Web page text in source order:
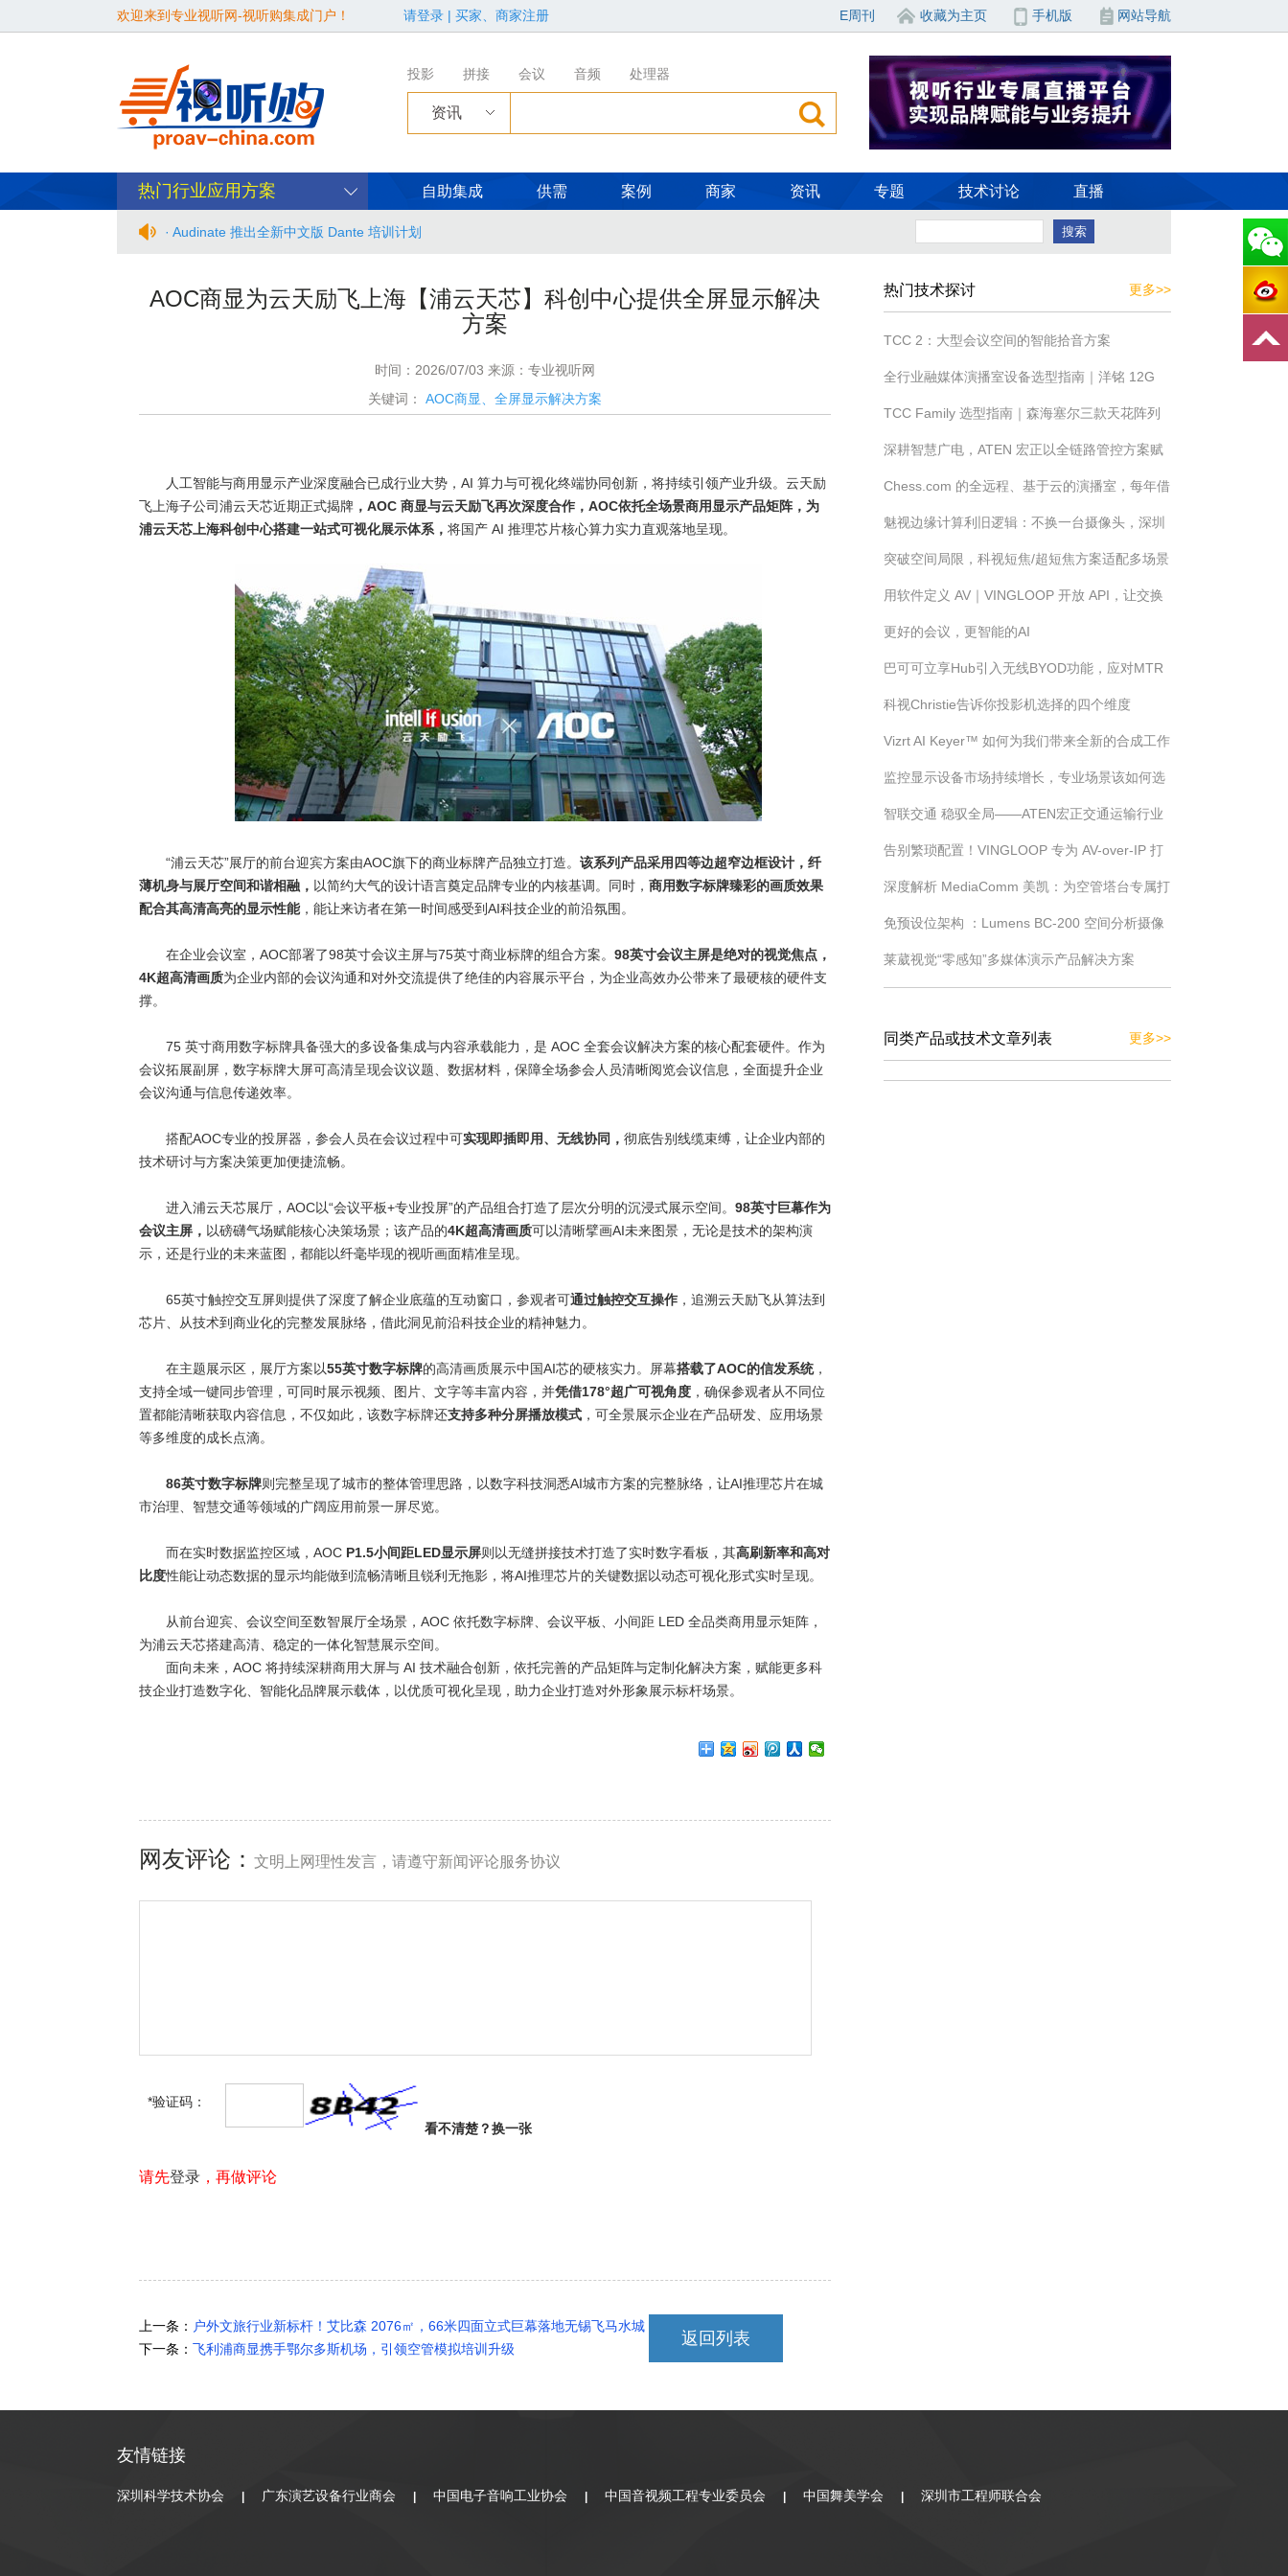
欢迎来到专业视听网-视听购集成门户！ 请登录 | 买家、商家注册 E周刊 收藏为主页 手机版 网站导航
投影 拼接 会议 音频 处理器
资讯
热门行业应用方案 自助集成 供需 案例 商家 资讯 专题 技术讨论 直播
· Audinate 推出全新中文版 Dante 培训计划
· 从“看见全貌”到“身心共感” | “壁彩京华”第三场展览在松下安恒影艺空间启幕
· 年度必赴约！9月15-17日，闻信第28届广告新科技上海秋交会，重磅亮点全揭晓！
· 面对不断升级的文旅亮化市场，你拿什么参与竞争？
· Extron 七月新闻集锦
· 松下投影机赋能LYMB.iO的MultiBall系统，打造新一代体育与游戏交互体验
AOC商显为云天励飞上海【浦云天芯】科创中心提供全屏显示解决
方案
时间：2026/07/03 来源：专业视听网
关键词：
AOC商显、全屏显示解决方案
人工智能与商用显示产业深度融合已成行业大势， AI 算力与可视化终端协同创新，将持续引领产业升级。云天励
飞上海子公司浦云天芯近期正式揭牌 ， AOC 商显与云天励飞再次深度合作， AOC依托全场景商用显示产品矩阵，为
浦云天芯上海科创中心搭建一站式可视化展示体系， 将国产 AI 推理芯片核心算力实力直观落地呈现。
“浦云天芯”展厅的前台迎宾方案由AOC旗下的商业标牌产品独立打造。 该系列产品采用四等边超窄边框设计，纤
薄机身与展厅空间和谐相融， 以简约大气的设计语言奠定品牌专业的内核基调。同时， 商用数字标牌臻彩的画质效果
配合其高清高亮的显示性能，能让来访者在第一时间感受到AI科技企业的前沿氛围。
在企业会议室， AOC部署了98英寸会议主屏与75英寸商业标牌的组合方案。 98英寸会议主屏是绝对的视觉焦点，
4K超高清画质为企业内部的会议沟通和对外交流提供了绝佳的内容展示平台，为企业高效办公带来了最硬核的硬件支
撑。
75 英寸商用数字标牌具备强大的多设备集成与内容承载能力，是 AOC 全套会议解决方案的核心配套硬件。作为
会议拓展副屏，数字标牌大屏可高清呈现会议议题、数据材料，保障全场参会人员清晰阅览会议信息，全面提升企业
会议沟通与信息传递效率。
搭配AOC专业的投屏器，参会人员在会议过程中可实现即插即用、无线协同， 彻底告别线缆束缚，让企业内部的
技术研讨与方案决策更加便捷流畅。
进入浦云天芯展厅， AOC以“会议平板+专业投屏”的产品组合打造了层次分明的沉浸式展示空间。 98英寸巨幕作为
会议主屏， 以磅礴气场赋能核心决策场景；该产品的4K超高清画质可以清晰擘画AI未来图景，无论是技术的架构演
示，还是行业的未来蓝图，都能以纤毫毕现的视听画面精准呈现。
65英寸触控交互屏则提供了深度了解企业底蕴的互动窗口，参观者可通过触控交互操作 ，追溯云天励飞从算法到
芯片、从技术到商业化的完整发展脉络，借此洞见前沿科技企业的精神魅力。
在主题展示区，展厅方案以55英寸数字标牌的高清画质展示中国AI芯的硬核实力。屏幕搭载了AOC的信发系统，
支持全域一键同步管理，可同时展示视频、图片、文字等丰富内容，并凭借178°超广可视角度 ，确保参观者从不同位
置都能清晰获取内容信息，不仅如此，该数字标牌还支持多种分屏播放模式 ，可全景展示企业在产品研发、应用场景
等多维度的成长点滴。
86英寸数字标牌则完整呈现了城市的整体管理思路，以数字科技洞悉AI城市方案的完整脉络，让AI推理芯片在城
市治理、智慧交通等领域的广阔应用前景一屏尽览。
而在实时数据监控区域， AOC P1.5小间距LED显示屏则以无缝拼接技术打造了实时数字看板，其高刷新率和高对
比度性能让动态数据的显示均能做到流畅清晰且锐利无拖影，将AI推理芯片的关键数据以动态可视化形式实时呈现。
从前台迎宾、会议空间至数智展厅全场景， AOC 依托数字标牌、会议平板、小间距 LED 全品类商用显示矩阵，
为浦云天芯搭建高清、稳定的一体化智慧展示空间。
面向未来， AOC 将持续深耕商用大屏与 AI 技术融合创新，依托完善的产品矩阵与定制化解决方案，赋能更多科
技企业打造数字化、智能化品牌展示载体，以优质可视化呈现，助力企业打造对外形象展示标杆场景。
网友评论： 文明上网理性发言，请遵守新闻评论服务协议
*验证码：
看不清楚？换一张
请先登录 ，再做评论
上一条： 户外文旅行业新标杆！艾比森 2076㎡，66米四面立式巨幕落地无锡飞马水城
下一条： 飞利浦商显携手鄂尔多斯机场，引领空管模拟培训升级
返回列表
热门技术探讨 更多>>
TCC 2：大型会议空间的智能拾音方案
全行业融媒体演播室设备选型指南｜洋铭 12G
全硬件国产一体化解决方案
TCC Family 选型指南｜森海塞尔三款天花阵列
麦克风，该选哪一款？
深耕智慧广电，ATEN 宏正以全链路管控方案赋
能融媒产业革新
Chess.com 的全远程、基于云的演播室，每年借
助 NDI 技术转播国际象棋比赛多达 300 天
魅视边缘计算利旧逻辑：不换一台摄像头，深圳
这个社区如何实现 AI 秒级治理？
突破空间局限，科视短焦/超短焦方案适配多场景
用软件定义 AV｜VINGLOOP 开放 API，让交换
机进入平台生态
更好的会议，更智能的AI
巴可可立享Hub引入无线BYOD功能，应对MTR
固定会议平台的混合协作挑战
科视Christie告诉你投影机选择的四个维度
Vizrt AI Keyer™ 如何为我们带来全新的合成工作
流程
监控显示设备市场持续增长，专业场景该如何选
对监控大屏？
智联交通 稳驭全局——ATEN宏正交通运输行业
综合解决方案 ATEN宏正
告别繁琐配置！VINGLOOP 专为 AV-over-IP 打
造的极简交换机管理界面全解
深度解析 MediaComm 美凯：为空管塔台专属打
造切换器配套方案
免预设位架构 ：Lumens BC-200 空间分析摄像
机让语音追踪完全自动化
莱葳视觉“零感知”多媒体演示产品解决方案
同类产品或技术文章列表 更多>>
友情链接
深圳科学技术协会 广东演艺设备行业商会 中国电子音响工业协会 中国音视频工程专业委员会 中国舞美学会 深圳市工程师联合会